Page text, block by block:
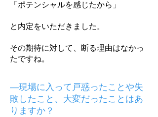
「ポテンシャルを感じたから」
と内定をいただきました。
その期待に対して、断る理由はなかっ
たですね。
―現場に入って戸惑ったことや失
敗したこと、大変だったことはあ
りますか？